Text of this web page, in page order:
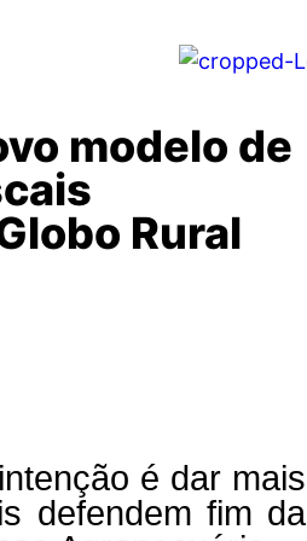
modelo de
Rural
é dar mais
defendem fim da